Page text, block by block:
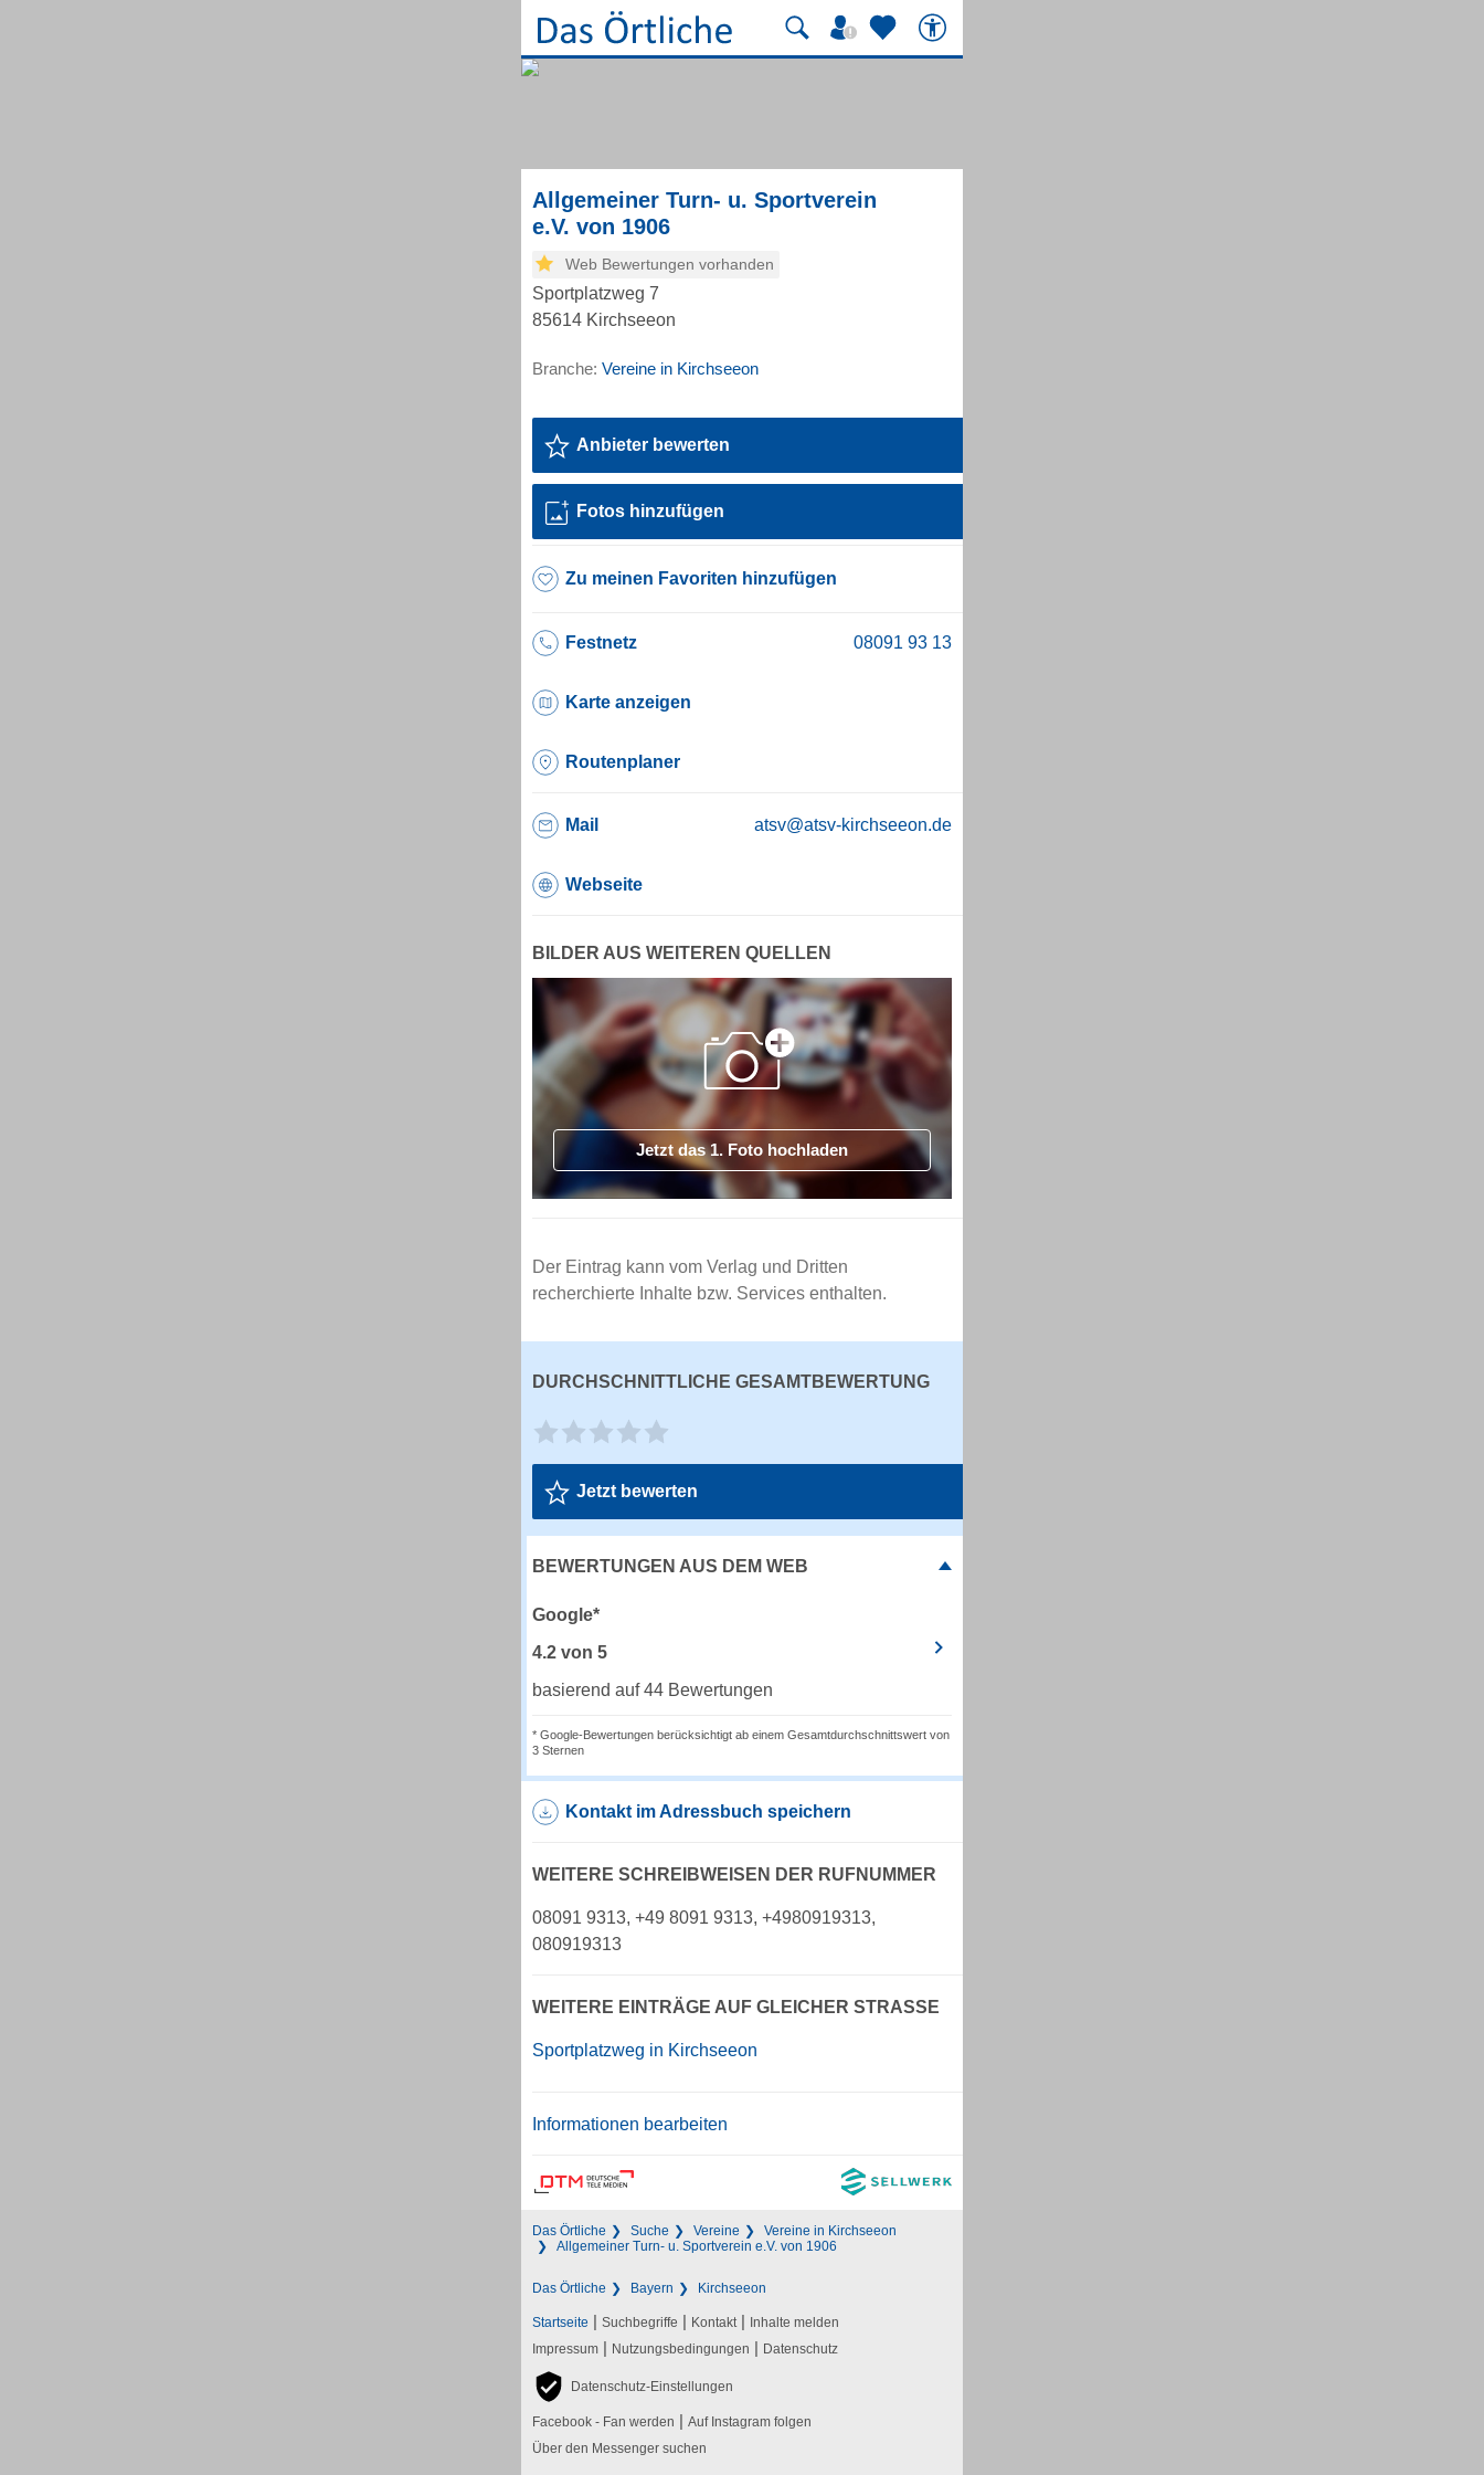
Allgemeiner Turn- u. Sportverein
e.V. von 1906
Web Bewertungen vorhanden
Sportplatzweg 7
85614 Kirchseeon
Branche: Vereine in Kirchseeon
Anbieter bewerten
Fotos hinzufügen
Zu meinen Favoriten hinzufügen
Festnetz
Karte anzeigen
Routenplaner
Mail atsv@atsv-kirchseeon.de
Webseite
BILDER AUS WEITEREN QUELLEN
Jetzt das 1. Foto hochladen
Der Eintrag kann vom Verlag und Dritten
recherchierte Inhalte bzw. Services enthalten.
DURCHSCHNITTLICHE GESAMTBEWERTUNG
Jetzt bewerten
BEWERTUNGEN AUS DEM WEB
Google*
4.2 von 5
basierend auf 44 Bewertungen
* Google-Bewertungen berücksichtigt ab einem Gesamtdurchschnittswert von
3 Sternen
Kontakt im Adressbuch speichern
WEITERE SCHREIBWEISEN DER RUFNUMMER
08091 9313, +49 8091 9313, +4980919313,
080919313
WEITERE EINTRÄGE AUF GLEICHER STRASSE
Sportplatzweg in Kirchseeon
Informationen bearbeiten
Das Örtliche Suche Vereine
Vereine in Kirchseeon
Allgemeiner Turn- u. Sportverein e.V. von 1906
Das Örtliche Bayern Kirchseeon
Startseite | Suchbegriffe | Kontakt | Inhalte melden
Impressum | Nutzungsbedingungen | Datenschutz
Datenschutz-Einstellungen
Facebook - Fan werden | Auf Instagram folgen
Über den Messenger suchen